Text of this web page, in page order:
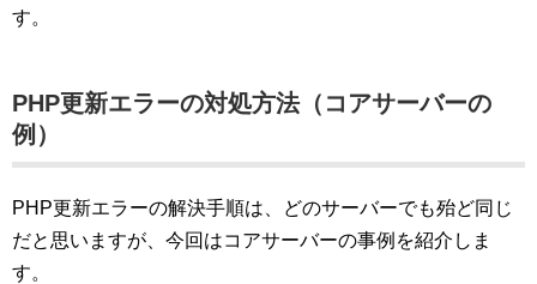
す。
PHP更新エラーの対処方法（コアサーバーの
例）
PHP更新エラーの解決手順は、どのサーバーでも殆ど同じ
だと思いますが、今回はコアサーバーの事例を紹介しま
す。